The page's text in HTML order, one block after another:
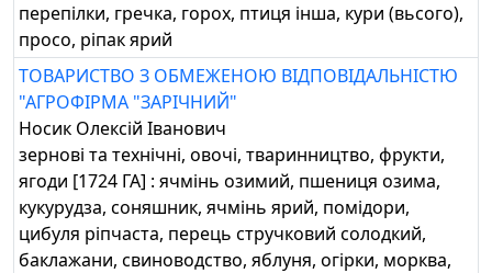
перепілки, гречка, горох, птиця інша, кури (вьсого),
просо, ріпак ярий
ТОВАРИСТВО З ОБМЕЖЕНОЮ ВІДПОВІДАЛЬНІСТЮ
"АГРОФІРМА "ЗАРІЧНИЙ"
Носик Олексій Іванович
зернові та технічні, овочі, тваринництво, фрукти,
ягоди [1724 ГА] : ячмінь озимий, пшениця озима,
кукурудза, соняшник, ячмінь ярий, помідори,
цибуля ріпчаста, перець стручковий солодкий,
баклажани, свиноводство, яблуня, огірки, морква,